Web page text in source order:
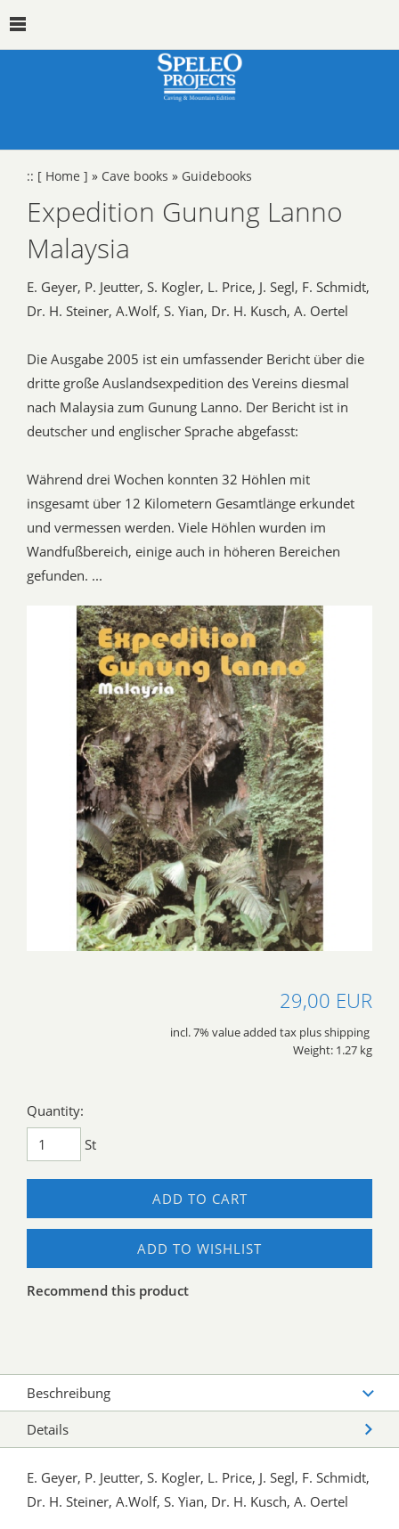
:: [ Home ] » Cave books » Guidebooks
Expedition Gunung Lanno
Malaysia
E. Geyer, P. Jeutter, S. Kogler, L. Price, J. Segl, F. Schmidt,
Dr. H. Steiner, A.Wolf, S. Yian, Dr. H. Kusch, A. Oertel
Die Ausgabe 2005 ist ein umfassender Bericht über die
dritte große Auslandsexpedition des Vereins diesmal
nach Malaysia zum Gunung Lanno. Der Bericht ist in
deutscher und englischer Sprache abgefasst:
Während drei Wochen konnten 32 Höhlen mit
insgesamt über 12 Kilometern Gesamtlänge erkundet
und vermessen werden. Viele Höhlen wurden im
Wandfußbereich, einige auch in höheren Bereichen
gefunden. ...
29,00 EUR
incl. 7% value added tax plus shipping
Weight: 1.27 kg
Quantity:
St
ADD TO CART
ADD TO WISHLIST
Recommend this product
Beschreibung
Details
E. Geyer, P. Jeutter, S. Kogler, L. Price, J. Segl, F. Schmidt,
Dr. H. Steiner, A.Wolf, S. Yian, Dr. H. Kusch, A. Oertel